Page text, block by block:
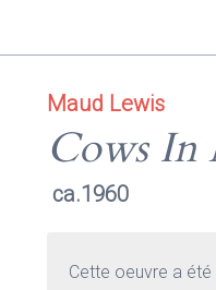
Maud Lewis
Cows In
ca.1960
Cette oeuvre a été